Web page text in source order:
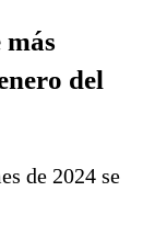
del
de 2024 se